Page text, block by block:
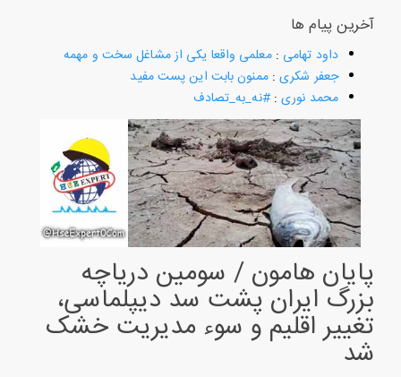
آخرین پیام ها
داود تهامی:معلمی واقعا یکی از مشاغل سخت و مهمه
جعفر شکری:ممنون بابت این پست مفید
محمد نوری:#نه_به_تصادف
پایان هامون / سومین دریاچه
بزرگ ایران پشت سد دیپلماسی،
تغییر اقلیم و سوء مدیریت خشک
شد